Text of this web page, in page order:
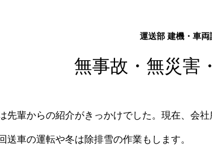
運送部 建機・車両
無事故・無災害
先輩からの紹介がきっかけでした。現在、会
送車の運転や冬は除排雪の作業もします。